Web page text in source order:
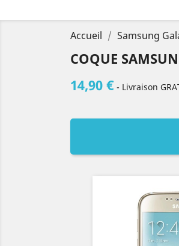
Accueil Samsung
COQUE
14,90 € - Livraison